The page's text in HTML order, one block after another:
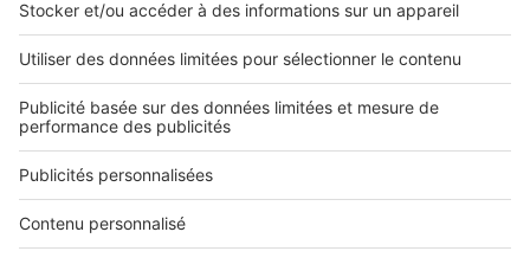
Nos applications
Découvrez nos applications